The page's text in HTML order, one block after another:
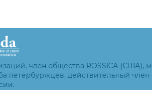
член общества ROSSICA (США),
петербуржцев, действительный